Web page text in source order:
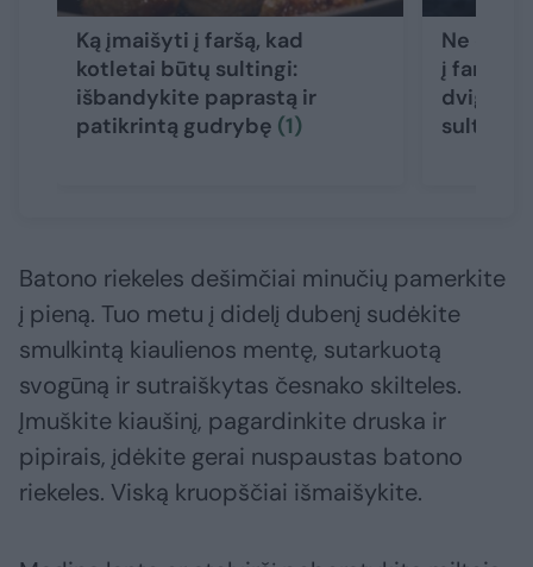
Ką įmaišyti į faršą, kad
kotletai būtų sultingi:
išbandykite paprastą ir
patikrintą gudrybę (1)
Ne
į faršą,
Batono riekeles dešimčiai minučių pamerkite
į pieną. Tuo metu į didelį dubenį sudėkite
smulkintą kiaulienos mentę, sutarkuotą
svogūną ir sutraiškytas česnako skilteles.
Įmuškite kiaušinį, pagardinkite druska ir
pipirais, įdėkite gerai nuspaustas batono
riekeles. Viską kruopščiai išmaišykite.